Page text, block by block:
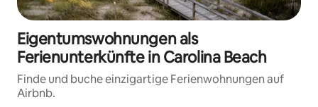
Eigentumswohnungen als
Ferienunterkünfte in Carolina Beach
Finde und buche einzigartige Ferienwohnungen auf
Airbnb.